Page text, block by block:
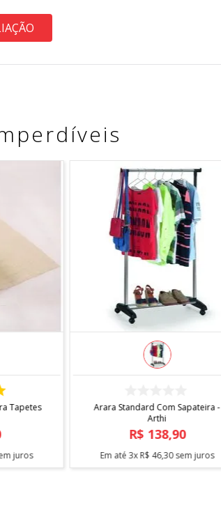
Tapetes
juros
Arara Standard Com Sapateira -
Arthi
R$ 138,90
Em até3xR$ 46,30sem juros